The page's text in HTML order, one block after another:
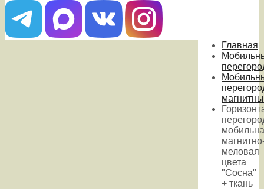
Главная
меловая
цвета
"Сосна"
+ ткань